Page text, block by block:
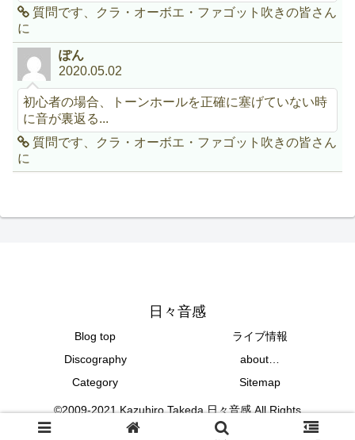
質問です、クラ・オーボエ・ファゴット吹きの皆さん
に
ぽん
2020.05.02
初心者の場合、トーンホールを正確に塞げていない時
に音が裏返る...
質問です、クラ・オーボエ・ファゴット吹きの皆さん
に
日々音感
Blog top
ライブ情報
Discography
about…
Category
Sitemap
©2009-2021 Kazuhiro Takeda 日々音感 All Rights
Reserved.